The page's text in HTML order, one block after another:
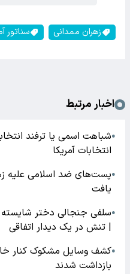
زهران ممدانی سناتور
اخبار مرتبط
●شباهت اسمی یا ترفند
انتخابات آمریکا
●
یافت
●سلفی جنجالی دختر شایسته
| تنش در یک دیدار اتفاقی
●کشف وسایل مشکوک کنار
بازداشت شدند